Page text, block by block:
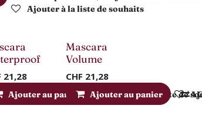
Ajouter à la liste de souhaits
Ajouter à la liste de souhaits
Comparer Ajouter à la liste de
21,28
Ajouter au panier Comparer
Mascara
Volume
CHF 21,28
Ajouter au panier